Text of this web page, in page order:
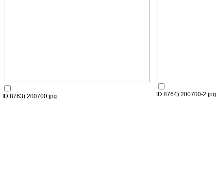
ID:8763) 200700.jpg ID:8764) 200700-2.jpg